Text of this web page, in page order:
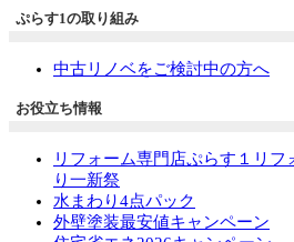
ぷらす1の取り組み
中古リノベをご検討中の方へ
お役立ち情報
リフォーム専門店ぷらす１リフ
り一新祭
水まわり4点パック
外壁塗装最安値キャンペーン